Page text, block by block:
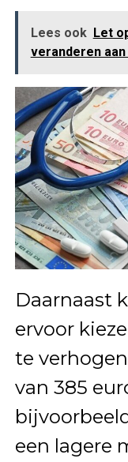
Lees ook Let
veranderen
Daarnaast
ervoor
te
van 385
een lagere